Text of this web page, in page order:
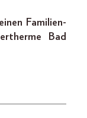
Familien-
Bad